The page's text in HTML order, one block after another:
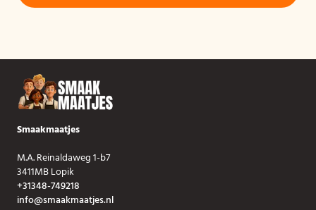
Smaakmaatjes
M.A. Reinaldaweg 1-b7
3411MB Lopik
+31348-749218
info@smaakmaatjes.nl